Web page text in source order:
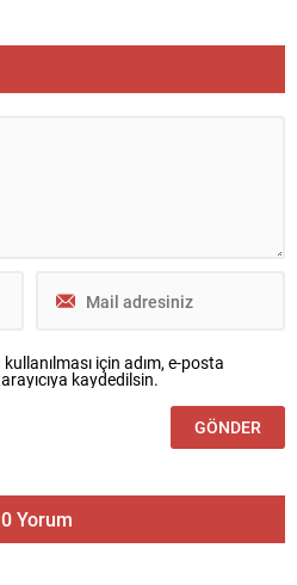
için adım, e-posta
kaydedilsin.
Yorum